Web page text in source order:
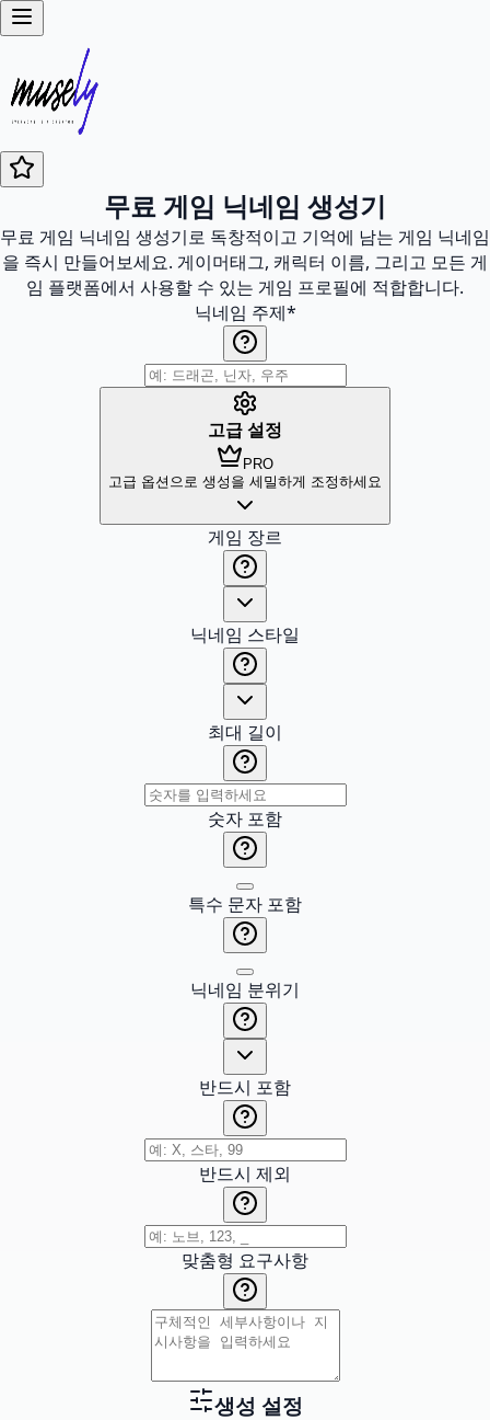
무료 게임 닉네임 생성기
무료 게임 닉네임 생성기로 독창적이고 기억에 남는 게임 닉네임
을 즉시 만들어보세요. 게이머태그, 캐릭터 이름, 그리고 모든 게
임 플랫폼에서 사용할 수 있는 게임 프로필에 적합합니다.
닉네임 주제*
고급 설정
PRO
고급 옵션으로 생성을 세밀하게 조정하세요
게임 장르
닉네임 스타일
최대 길이
숫자 포함
특수 문자 포함
닉네임 분위기
반드시 포함
반드시 제외
맞춤형 요구사항
생성 설정